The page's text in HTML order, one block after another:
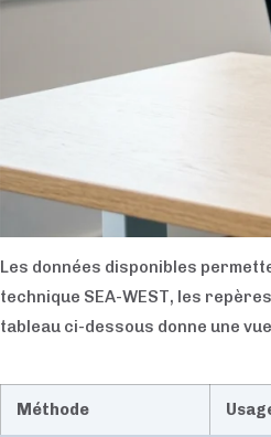
Les données disponibles
technique SEA-WEST, les
tableau ci-dessous donne une
Méthode